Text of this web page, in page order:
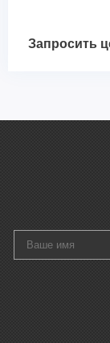
Запросить